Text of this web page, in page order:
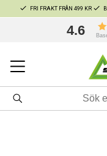
FRI FRAKT FRÅN 499 KR
4.6